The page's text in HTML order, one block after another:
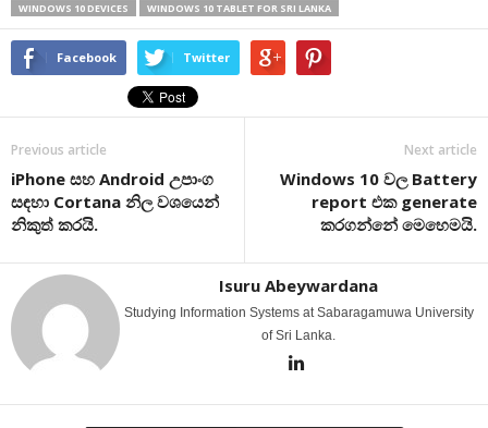
WINDOWS 10 DEVICES
WINDOWS 10 TABLET FOR SRI LANKA
Facebook Twitter
Previous article
iPhone සහ Android උපාංග
සඳහා Cortana නිල වශයෙන්
නිකුත් කරයි.
Next article
Windows 10 වල Battery
report එක generate
කරගන්නේ මෙහෙමයි.
Isuru Abeywardana
Studying Information Systems at Sabaragamuwa University
of Sri Lanka.